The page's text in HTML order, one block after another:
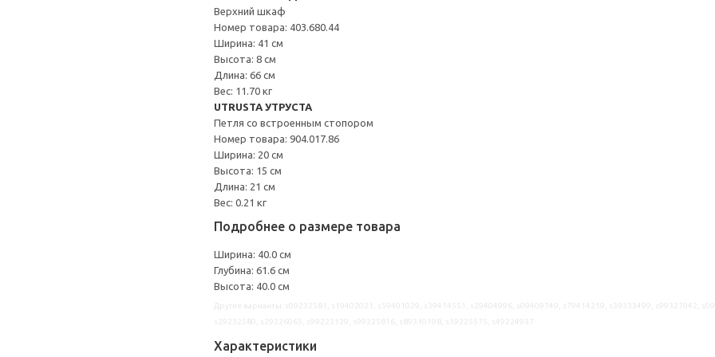
Верхний шкаф
Номер товара: 403.680.44
Ширина: 41 см
Высота: 8 см
Длина: 66 см
Вес: 11.70 кг
UTRUSTA УТРУСТА
Петля со встроенным стопором
Номер товара: 904.017.86
Ширина: 20 см
Высота: 15 см
Длина: 21 см
Вес: 0.21 кг
Подробнее о размере товара
Ширина: 40.0 см
Глубина: 61.6 см
Высота: 40.0 см
Характеристики